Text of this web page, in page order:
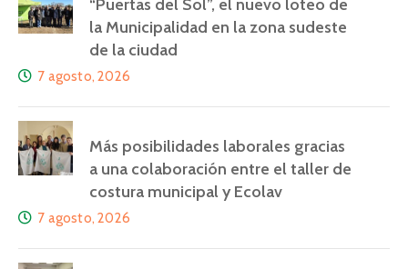
“Puertas del Sol”, el nuevo loteo de
la Municipalidad en la zona sudeste
de la ciudad
7 agosto, 2026
Más posibilidades laborales gracias
a una colaboración entre el taller de
costura municipal y Ecolav
7 agosto, 2026